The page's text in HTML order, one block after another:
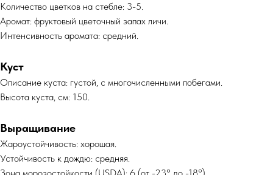
Количество цветков на стебле: 3-5.
Аромат: фруктовый цветочный запах личи.
Интенсивность аромата: средний.
Куст
Описание куста: густой, с многочисленными побегами.
Высота куста, см: 150.
Выращивание
Жароустойчивость: хорошая.
Устойчивость к дождю: средняя.